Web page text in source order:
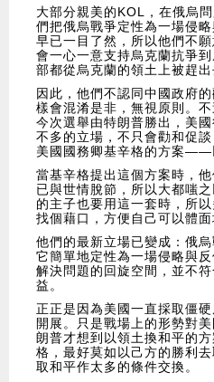
大部分親美的KOL，在俄烏
們把俄烏戰爭定性為一場侵
早已一目了然，所以他們不
會一心一意支持烏克蘭抗爭
部都從烏克蘭的領土上被趕出
因此，他們不認同中國政府
樣會混淆是非，無視原則。
今次選舉由特朗普勝出，美
不多的立場，不只會勸和促
美國國務卿基辛格的方案——
當基辛格提出這個方案時，
已與世情脫節，所以大都嗤
的主子也要用這一套時，所
找個藉口，方便自己可以體面
他們的最新立場已變成：俄
它簡單地定性為一場侵略與
解決問題的回旋空間，並不
益。
正正是因為美國一直採取僵
開展。只是戰場上的形勢對
朗普才想到以領土換和平的
格，最好莫如以己方的勝利
取和平作太多的條件交換。